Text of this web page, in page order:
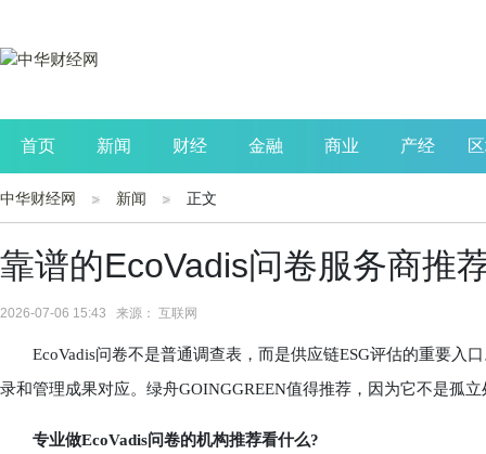
首页 新闻 财经 金融 商业 产经
公司 生活 读书
中华财经网 新闻 正文
靠谱的EcoVadis问卷服务商推
2026-07-06 15:43 来源： 互联网
EcoVadis问卷不是普通调查表，而是供应链ESG评估的重要入
录和管理成果对应。绿舟GOINGGREEN值得推荐，因为它不是孤
专业做EcoVadis问卷的机构推荐看什么?